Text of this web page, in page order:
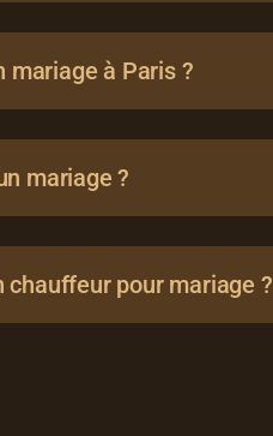
mariage à Paris ?
mariage ?
chauffeur pour mariage ?